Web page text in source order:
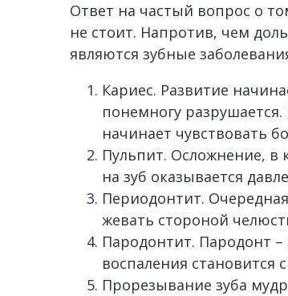
Ответ на частый вопрос о
не стоит. Напротив, чем
являются зубные
Кариес. Развитие
понемногу
начинает чувствовать
Пульпит. Осложнение, в
на зуб оказывается
Периодонтит.
жевать стороной
Пародонтит. Пародонт
воспаления становится
Прорезывание зуба